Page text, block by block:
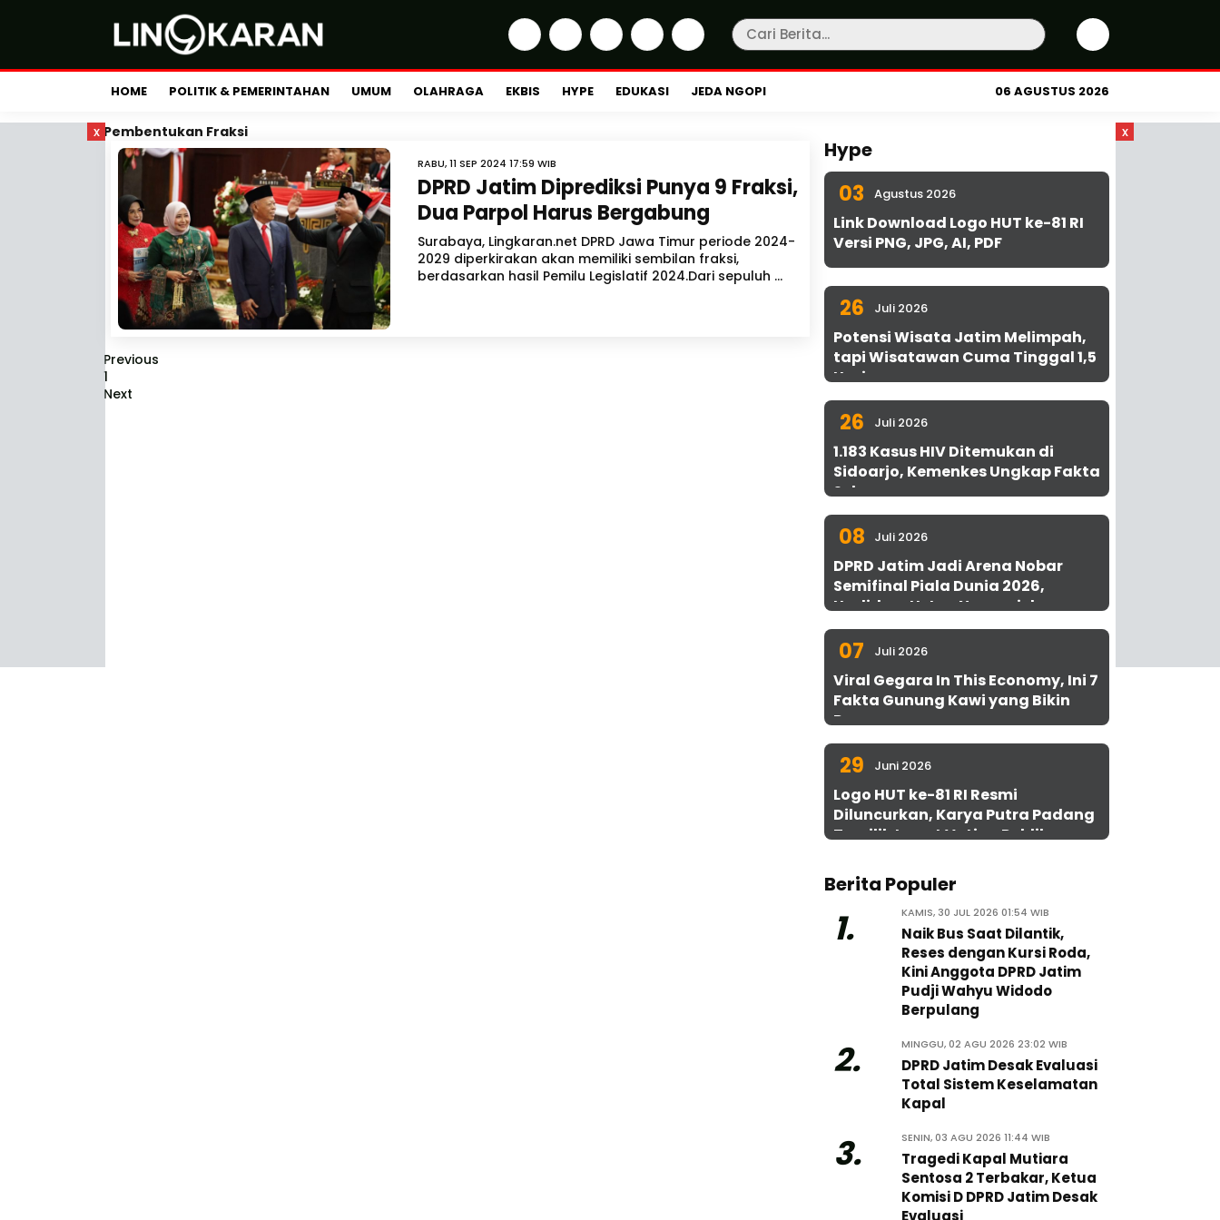
HOME POLITIK & PEMERINTAHAN UMUM OLAHRAGA EKBIS HYPE EDUKASI JEDA NGOPI 06 AGUSTUS 2026
x x
Pembentukan Fraksi
RABU, 11 SEP 2024 17:59 WIB
DPRD Jatim Diprediksi Punya 9 Fraksi,
Dua Parpol Harus Bergabung
Surabaya, Lingkaran.net DPRD Jawa Timur periode 2024-
2029 diperkirakan akan memiliki sembilan fraksi,
berdasarkan hasil Pemilu Legislatif 2024.Dari sepuluh ...
Previous
1
Next
Hype
03 Agustus 2026
Link Download Logo HUT ke-81 RI
Versi PNG, JPG, AI, PDF
26 Juli 2026
Potensi Wisata Jatim Melimpah,
tapi Wisatawan Cuma Tinggal 1,5
Hari
26 Juli 2026
1.183 Kasus HIV Ditemukan di
Sidoarjo, Kemenkes Ungkap Fakta
Sebenarnya
08 Juli 2026
DPRD Jatim Jadi Arena Nobar
Semifinal Piala Dunia 2026,
Hadirkan Uston Nawawi dan
UMKM Gratis untuk 1.000 Warga
07 Juli 2026
Viral Gegara In This Economy, Ini 7
Fakta Gunung Kawi yang Bikin
Penasaran
29 Juni 2026
Logo HUT ke-81 RI Resmi
Diluncurkan, Karya Putra Padang
Terpilih Lewat Voting Publik
Berita Populer
1. KAMIS, 30 JUL 2026 01:54 WIB
Naik Bus Saat Dilantik,
Reses dengan Kursi Roda,
Kini Anggota DPRD Jatim
Pudji Wahyu Widodo
Berpulang
2. MINGGU, 02 AGU 2026 23:02 WIB
DPRD Jatim Desak Evaluasi
Total Sistem Keselamatan
Kapal
3. SENIN, 03 AGU 2026 11:44 WIB
Tragedi Kapal Mutiara
Sentosa 2 Terbakar, Ketua
Komisi D DPRD Jatim Desak
Evaluasi